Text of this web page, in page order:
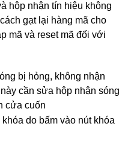
hộp nhận tín hiệu không
gạt lại hàng mã cho
mã và reset mã đối với
bị hỏng, không nhận
cần sửa hộp nhận sóng
cửa cuốn
do bấm vào nút khóa